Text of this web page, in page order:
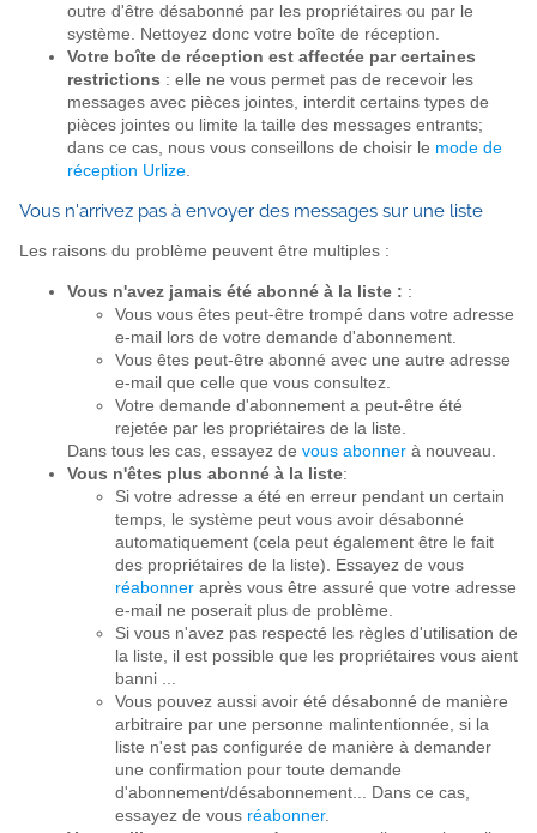
outre d'être désabonné par les propriétaires ou par le
système. Nettoyez donc votre boîte de réception.
Votre boîte de réception est affectée par certaines
restrictions : elle ne vous permet pas de recevoir les
messages avec pièces jointes, interdit certains types de
pièces jointes ou limite la taille des messages entrants;
dans ce cas, nous vous conseillons de choisir le mode de
réception Urlize.
Vous n'arrivez pas à envoyer des messages sur une liste
Les raisons du problème peuvent être multiples :
Vous n'avez jamais été abonné à la liste : :
Vous vous êtes peut-être trompé dans votre adresse
e-mail lors de votre demande d'abonnement.
Vous êtes peut-être abonné avec une autre adresse
e-mail que celle que vous consultez.
Votre demande d'abonnement a peut-être été
rejetée par les propriétaires de la liste.
Dans tous les cas, essayez de vous abonner à nouveau.
Vous n'êtes plus abonné à la liste:
Si votre adresse a été en erreur pendant un certain
temps, le système peut vous avoir désabonné
automatiquement (cela peut également être le fait
des propriétaires de la liste). Essayez de vous
réabonner après vous être assuré que votre adresse
e-mail ne poserait plus de problème.
Si vous n'avez pas respecté les règles d'utilisation de
la liste, il est possible que les propriétaires vous aient
banni ...
Vous pouvez aussi avoir été désabonné de manière
arbitraire par une personne malintentionnée, si la
liste n'est pas configurée de manière à demander
une confirmation pour toute demande
d'abonnement/désabonnement... Dans ce cas,
essayez de vous réabonner.